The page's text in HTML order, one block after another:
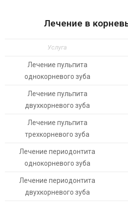
Лечение в
Услуга
Лечение пульпита
однокорневого зуба
Лечение пульпита
двухкорневого зуба
Лечение пульпита
трехкорневого зуба
Лечение периодонтита
однокорневого зуба
Лечение периодонтита
двухкорневого зуба